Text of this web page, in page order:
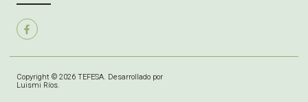
Copyright © 2026 TEFESA. Desarrollado por
Luismi Ríos.